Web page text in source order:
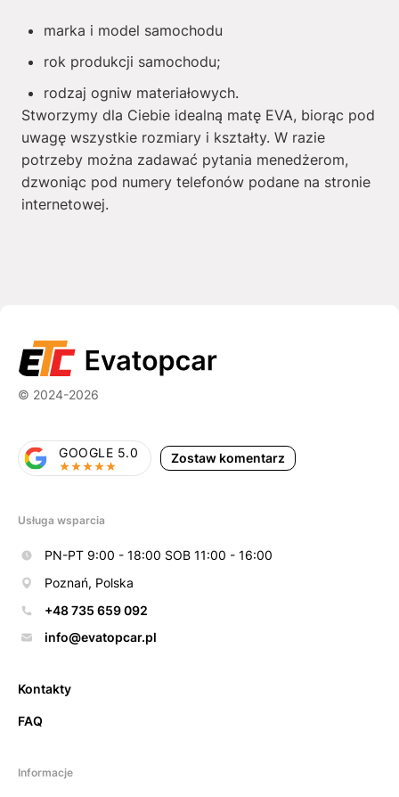
marka i model samochodu
rok produkcji samochodu;
rodzaj ogniw materiałowych.
Stworzymy dla Ciebie idealną matę EVA, biorąc pod
uwagę wszystkie rozmiary i kształty. W razie
potrzeby można zadawać pytania menedżerom,
dzwoniąc pod numery telefonów podane na stronie
internetowej.
© 2024-2026
Zostaw komentarz
GOOGLE 5.0
Usługa wsparcia
PN-PT 9:00 - 18:00 SOB 11:00 - 16:00
Poznań, Polska
+48 735 659 092
info@evatopcar.pl
Kontakty
FAQ
Informacje